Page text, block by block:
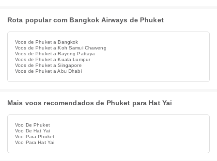
Rota popular com Bangkok Airways de Phuket
Voos de Phuket a Bangkok
Voos de Phuket a Koh Samui Chaweng
Voos de Phuket a Rayong Pattaya
Voos de Phuket a Kuala Lumpur
Voos de Phuket a Singapore
Voos de Phuket a Abu Dhabi
Mais voos recomendados de Phuket para Hat Yai
Voo De Phuket
Voo De Hat Yai
Voo Para Phuket
Voo Para Hat Yai